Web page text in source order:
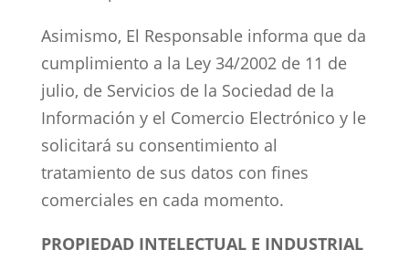
Asimismo, El Responsable informa que da
cumplimiento a la Ley 34/2002 de 11 de
julio, de Servicios de la Sociedad de la
Información y el Comercio Electrónico y le
solicitará su consentimiento al
tratamiento de sus datos con fines
comerciales en cada momento.
PROPIEDAD INTELECTUAL E INDUSTRIAL